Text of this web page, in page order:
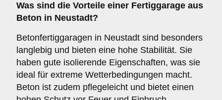
Was sind die Vorteile einer Fertiggarage aus
Beton in Neustadt?
Betonfertiggaragen in Neustadt sind besonders
langlebig und bieten eine hohe Stabilität. Sie
haben gute isolierende Eigenschaften, was sie
ideal für extreme Wetterbedingungen macht.
Beton ist zudem pflegeleicht und bietet einen